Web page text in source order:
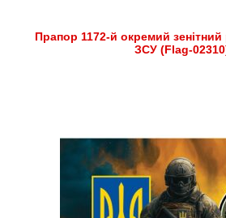
Прапор 1172-й окремий зенітний
ЗСУ (Flag-